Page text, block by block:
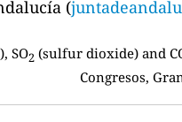
(
SO2 (sulfur dioxide) and
Congresos,